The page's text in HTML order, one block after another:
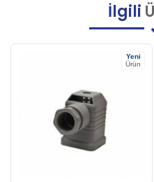
İlgili
Yeni
Ürün